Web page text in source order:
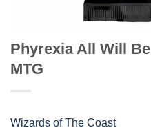
Phyrexia All Will
MTG
Wizards of The Coast